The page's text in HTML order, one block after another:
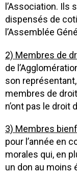
l’Association. Ils
dispensés de
l’Assemblée
2) Membres de
de
son
membres de
n’ont pas le droit
3) Membres
pour l’année en
morales qui, en
un don au moins